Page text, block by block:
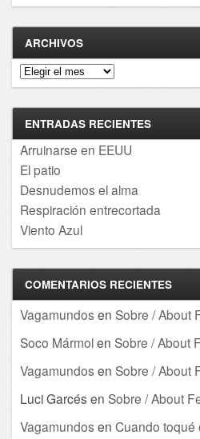
ARCHIVOS
Archivos
ENTRADAS RECIENTES
Arruinarse en EEUU
El patio
Desnudemos el alma
Respiración entrecortada
Viento Azul
COMENTARIOS RECIENTES
Vagamundos en Sobre / About
Soco Mármolen Sobre / About
Vagamundos en Sobre / About
Luci Garcés en Sobre / About
Vagamundos en Cuando toqué